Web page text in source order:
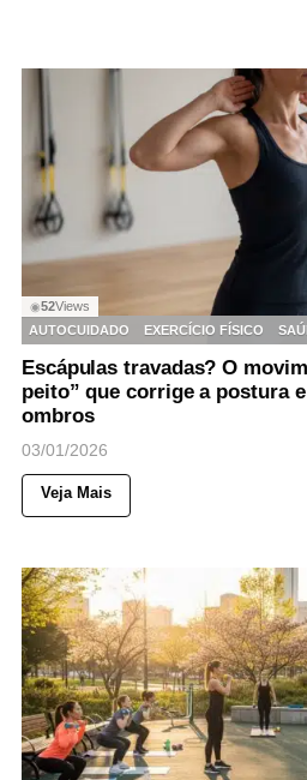
◉52Views
AUTOCUIDADO
EXERCÍCIO FÍSICO
Escápulas travadas? O
peito” que corrige a postura
ombros
03/01/2026
Veja Mais